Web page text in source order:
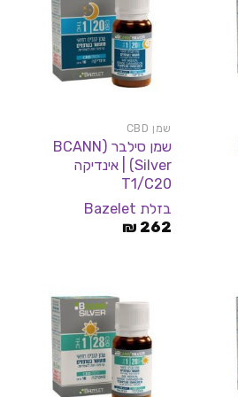
שמן CBD
שמן סילבר (BCANN
Silver) | אינדיקה
T1/C20
בזלת Bazelet
262
₪